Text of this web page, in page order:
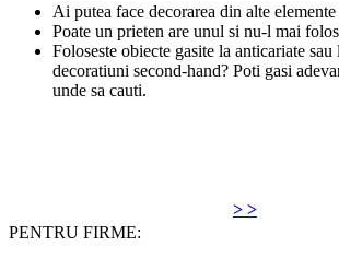
Ai putea face decorarea din alte
Poate un prieten are unul si nu-l mai
Foloseste obiecte gasite la anticariate sau
decoratiuni second-hand? Poti gasi
unde sa cauti.
> >
PENTRU FIRME: